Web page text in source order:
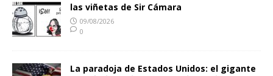
las viñetas de Sir Cámara
09/08/2026
0
La paradoja de Estados Unidos: el gigante